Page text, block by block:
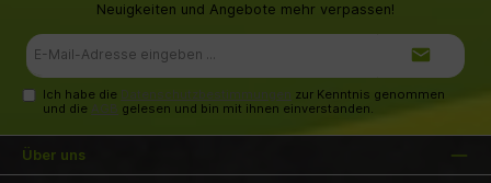
Neuigkeiten und Angebote mehr verpassen!
Mail-
Ich habe die Datenschutzbestimmungen zur Kenntnis genommen
und die AGB gelesen und bin mit ihnen einverstanden.
Über uns